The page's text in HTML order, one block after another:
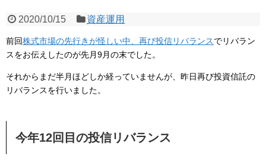
2020/10/15 資産運用
前回株式市場の先行きが怪しい中、再び投信リバランスでリバラン
スをお伝えしたのが先月9月の末でした。
それからまだ半月ほどしか経っていませんが、昨日再び投資信託の
リバランスを行いました。
今年12回目の投信リバランス